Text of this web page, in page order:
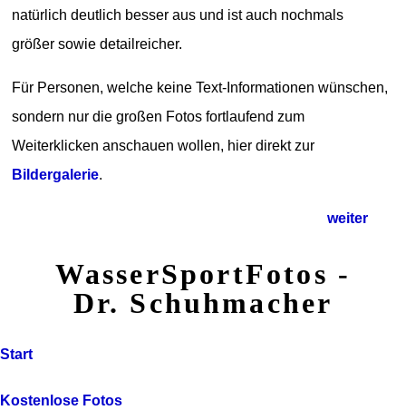
natürlich deutlich besser aus und ist auch nochmals
größer sowie detailreicher.
Für Personen, welche keine Text-Informationen wünschen,
sondern nur die großen Fotos fortlaufend zum
Weiterklicken anschauen wollen, hier direkt zur
Bildergalerie.
weiter
WasserSportFotos -
Dr. Schuhmacher
Start
Kostenlose Fotos